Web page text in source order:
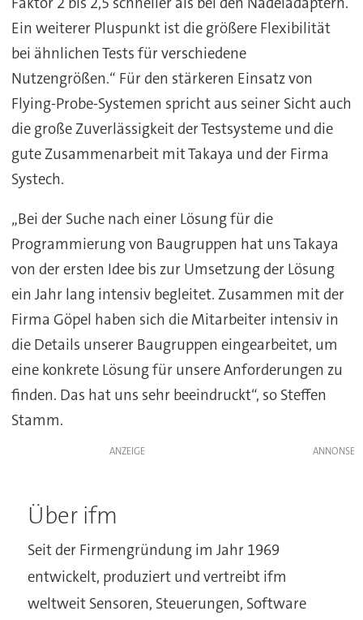
Ein weiterer Pluspunkt ist die größere Flexibilität
bei ähnlichen Tests für verschiedene
Nutzengrößen.“ Für den stärkeren Einsatz von
Flying-Probe-Systemen spricht aus seiner Sicht auch
die große Zuverlässigkeit der Testsysteme und die
gute Zusammenarbeit mit Takaya und der Firma
Systech.
„Bei der Suche nach einer Lösung für die
Programmierung von Baugruppen hat uns Takaya
von der ersten Idee bis zur Umsetzung der Lösung
ein Jahr lang intensiv begleitet. Zusammen mit der
Firma Göpel haben sich die Mitarbeiter intensiv in
die Details unserer Baugruppen eingearbeitet, um
eine konkrete Lösung für unsere Anforderungen zu
finden. Das hat uns sehr beeindruckt“, so Steffen
Stamm.
ANZEIGE
Über ifm
Seit der Firmengründung im Jahr 1969
entwickelt, produziert und vertreibt ifm
weltweit Sensoren, Steuerungen, Software